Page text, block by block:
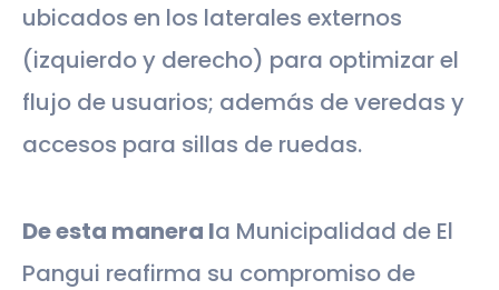
ubicados en los laterales externos
(izquierdo y derecho) para optimizar el
flujo de usuarios; además de veredas y
accesos para sillas de ruedas.
De esta manera la Municipalidad de El
Pangui reafirma su compromiso de